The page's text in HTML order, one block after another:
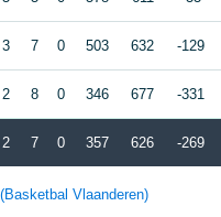
3 7 0 503 632 -129
2 8 0 346 677 -331
2 7 0 357 626 -269
Vlaanderen)